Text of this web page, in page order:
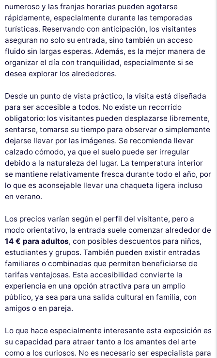
numeroso y las franjas horarias pueden agotarse
rápidamente, especialmente durante las temporadas
turísticas. Reservando con anticipación, los visitantes
aseguran no solo su entrada, sino también un acceso
fluido sin largas esperas. Además, es la mejor manera de
organizar el día con tranquilidad, especialmente si se
desea explorar los alrededores.
Desde un punto de vista práctico, la visita está diseñada
para ser accesible a todos. No existe un recorrido
obligatorio: los visitantes pueden desplazarse libremente,
sentarse, tomarse su tiempo para observar o simplemente
dejarse llevar por las imágenes. Se recomienda llevar
calzado cómodo, ya que el suelo puede ser irregular
debido a la naturaleza del lugar. La temperatura interior
se mantiene relativamente fresca durante todo el año, por
lo que es aconsejable llevar una chaqueta ligera incluso
en verano.
Los precios varían según el perfil del visitante, pero a
modo orientativo, la entrada suele comenzar alrededor de
14 € para adultos, con posibles descuentos para niños,
estudiantes y grupos. También pueden existir entradas
familiares o combinadas que permiten beneficiarse de
tarifas ventajosas. Esta accesibilidad convierte la
experiencia en una opción atractiva para un amplio
público, ya sea para una salida cultural en familia, con
amigos o en pareja.
Lo que hace especialmente interesante esta exposición es
su capacidad para atraer tanto a los amantes del arte
como a los curiosos. No es necesario ser especialista para